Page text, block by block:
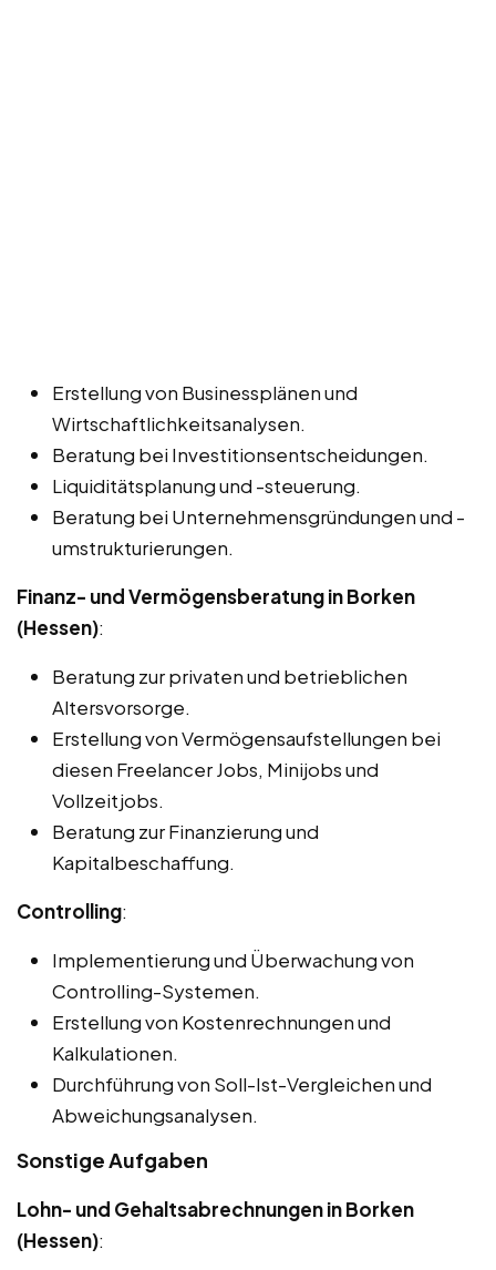
Erstellung von Businessplänen und
Wirtschaftlichkeitsanalysen.
Beratung bei Investitionsentscheidungen.
Liquiditätsplanung und -steuerung.
Beratung bei Unternehmensgründungen und -
umstrukturierungen.
Finanz- und Vermögensberatung in Borken
(Hessen):
Beratung zur privaten und betrieblichen
Altersvorsorge.
Erstellung von Vermögensaufstellungen bei
diesen Freelancer Jobs, Minijobs und
Vollzeitjobs.
Beratung zur Finanzierung und
Kapitalbeschaffung.
Controlling:
Implementierung und Überwachung von
Controlling-Systemen.
Erstellung von Kostenrechnungen und
Kalkulationen.
Durchführung von Soll-Ist-Vergleichen und
Abweichungsanalysen.
Sonstige Aufgaben
Lohn- und Gehaltsabrechnungen in Borken
(Hessen):